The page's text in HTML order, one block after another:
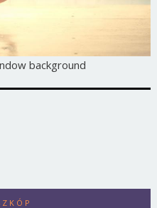
background